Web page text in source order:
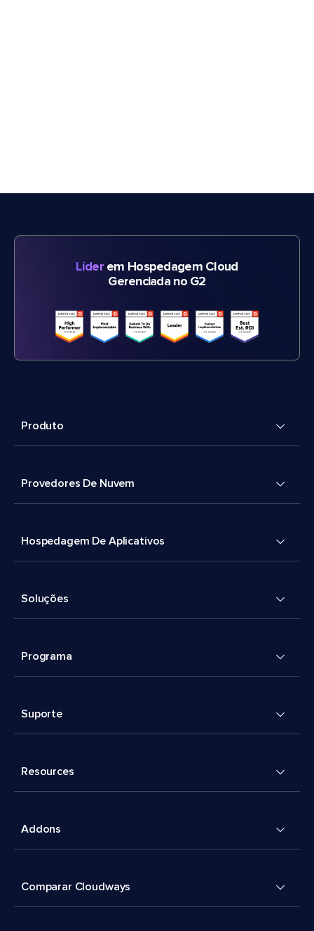
Líderem Hospedagem Cloud
Gerenciada no G2
Produto
Provedores De Nuvem
Hospedagem De Aplicativos
Soluções
Programa
Suporte
Resources
Addons
Comparar Cloudways